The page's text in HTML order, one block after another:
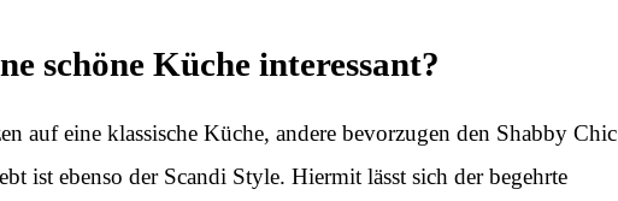
schöne Küche interessant?
auf eine klassische Küche, andere bevorzugen den Shabby Chic
ist ebenso der Scandi Style. Hiermit lässt sich der begehrte